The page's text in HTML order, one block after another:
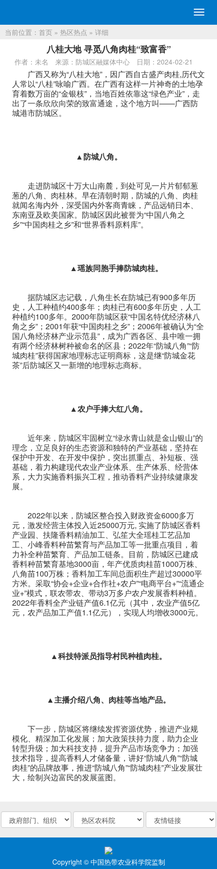
切
换
当前位置： 首页 » 热区热点 » 详细
八桂大地 寻觅八角肉桂“致富香”
作者：未名 来源：防城区融媒体中心 日期：2024-02-21
广西又称为“八桂大地”，因广西自古盛产肉桂,历代文
人常以“八桂”咏喻广西。在广西有这样一片神奇的土地孕
育着数万亩的“金银枝”，当地百姓依靠这“绿色产业”，走
出了一条欣欣向荣的致富通途，这个地方叫——广西防
城港市防城区。
▲防城八角。
走进防城区十万大山南麓，到处可见一片片郁郁葱
葱的八角、肉桂林。早在清朝时期，防城的八角、肉桂
就闻名海内外，深受国内外客商青睐，产品远销日本、
东南亚及欧美国家。防城区因此被誉为“中国八角之
乡”“中国肉桂之乡”和“世界香料原料库”。
▲瑶族同胞手捧防城肉桂。
据防城区志记载，八角生长在防城已有900多年历
史，人工种植约400多年；肉桂已有600多年历史，人工
种植约100多年。2000年防城区获“中国名特优经济林八
角之乡”；2001年获“中国肉桂之乡”；2006年被确认为“全
国八角经济林产业示范县”，成为广西各区、县中唯一拥
有两个经济林树种被命名的区县；2022年“防城八角”“防
城肉桂”获得国家地理标志证明商标，这是继“防城金花
茶”后防城区又一新增的地理标志商标。
▲农户手捧大红八角。
近年来，防城区牢固树立“绿水青山就是金山银山”的
理念，立足良好的生态资源和独特的产业基础，坚持在
保护中开发、在开发中保护，突出抓重点、补短板、强
基础，着力构建现代农业产业体系、生产体系、经营体
系，大力实施香料振兴工程，推动香料产业持续健康发
展。
2022年以来，防城区整合投入财政资金6000多万
元，激发经营主体投入近25000万元, 实施了防城区香料
产业园、扶隆香料精油加工、弘笙大全瑶桂工艺品加
工、小峰香料种苗繁育与产品加工等一批重点项目，着
力补全种苗繁育、产品加工链条。目前，防城区已建成
香料种苗繁育基地3000亩，年产优质肉桂苗1000万株、
八角苗100万株；香料加工车间总面积生产超过30000平
方米。采取“协会+企业+合作社+农户”“电商平台+”“流通企
业+”模式，联农带农、带动3万多户农户发展香料种植。
2022年香料全产业链产值6.1亿元（其中，农业产值5亿
元，农产品加工产值1.1亿元），实现人均增收3000元。
▲科技特派员指导村民种植肉桂。
▲主播介绍八角、肉桂等当地产品。
下一步，防城区将继续发挥资源优势，推进产业规
模化、精深加工化发展；加大政策扶持力度，助力企业
转型升级；加大科技支持，提升产品市场竞争力；加强
技术指导，提高香料人才储备量，讲好“防城八角”“防城
肉桂”的品牌故事，推进“防城八角”“防城肉桂”产业发展壮
大，绘制兴边富民的发展蓝图。
Copyright © 中国热带农业科学院监制